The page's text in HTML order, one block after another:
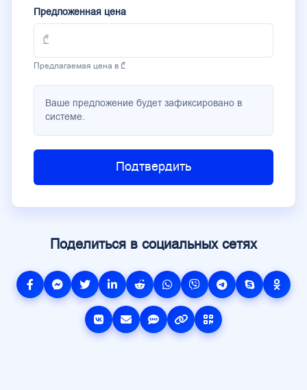
Предложенная цена
Предлагаемая цена в ₾
Ваше предложение будет зафиксировано в
системе.
Подтвердить
Поделиться в социальных сетях